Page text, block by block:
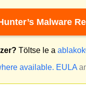
Malware
Töltse le a
available. EULA